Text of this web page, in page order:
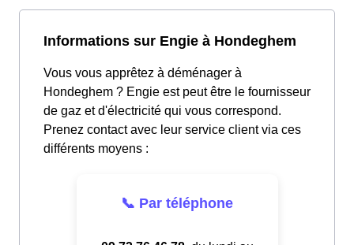
Informations sur Engie à Hondeghem
Vous vous apprêtez à déménager à
Hondeghem ? Engie est peut être le fournisseur
de gaz et d'électricité qui vous correspond.
Prenez contact avec leur service client via ces
différents moyens :
📞 Par téléphone